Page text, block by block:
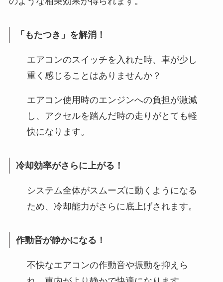
「もたつき」を解消！
エアコンのスイッチを入れた時、車が少し
重く感じることはありませんか？
エアコン使用時のエンジンへの負担が激減
し、アクセルを踏んだ時の走りがとても軽
快になります。
冷却効率がさらに上がる！
システム全体がスムーズに動くようになる
ため、冷却能力がさらに底上げされます。
作動音が静かになる！
不快なエアコンの作動音や振動を抑えら